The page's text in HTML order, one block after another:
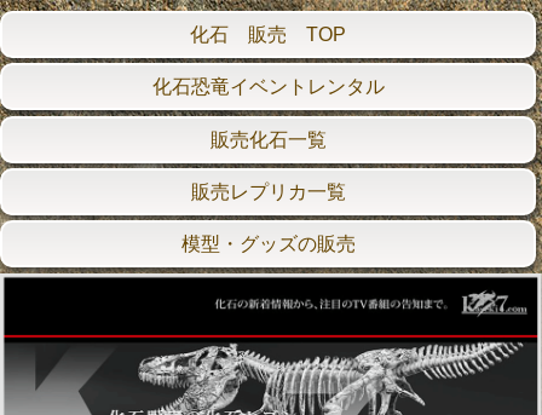
化石 販売 TOP
化石恐竜イベントレンタル
販売化石一覧
販売レプリカ一覧
模型・グッズの販売